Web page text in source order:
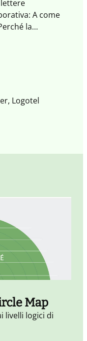
A come
la
ma funziona
condiviso.
Logotel
Map
livelli logici di